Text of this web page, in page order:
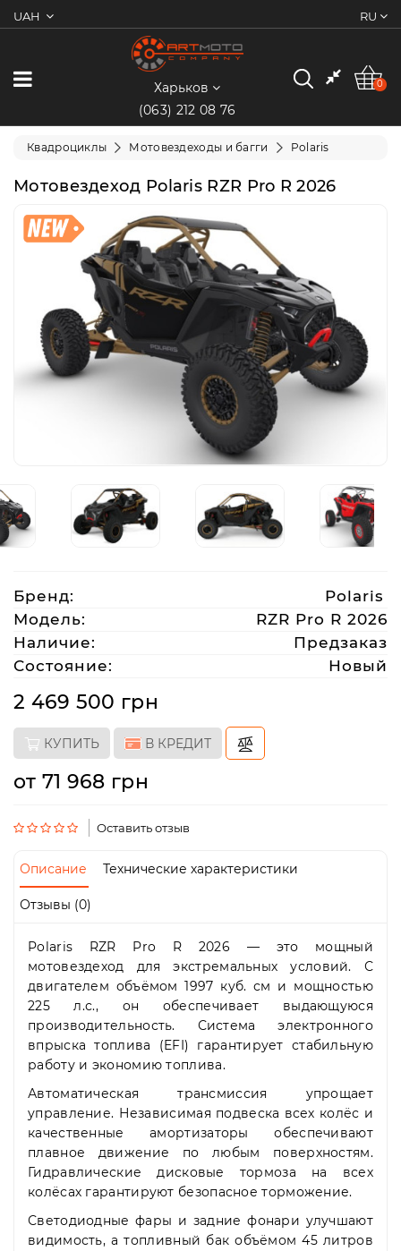
UAH RU
0
Категории
Мотоциклы
Скутеры/
Мопеды
Электротранспорт
Экипировка
Запчасти
(063)
212
08
76
artmoto.info@gmail.com
Режим
работы:
Пт
-
19:00
Сб
10:00
19:00
Вс
-
выходной
Харьков
(063) 212 08 76
0
Квадроциклы Мотовездеходы и багги Polaris
Мотовездеход Polaris RZR Pro R 2026
Бренд:
Polaris
Модель:
RZR Pro R 2026
Наличие:
Предзаказ
Состояние:
Новый
2 469 500 грн
КУПИТЬ В КРЕДИТ
от 71 968 грн
Оставить отзыв
Описание Технические характеристики
Отзывы (0)
Polaris RZR Pro R 2026 — это мощный
мотовездеход для экстремальных условий. С
двигателем объёмом 1997 куб. см и мощностью
225 л.с., он обеспечивает выдающуюся
производительность. Система электронного
впрыска топлива (EFI) гарантирует стабильную
работу и экономию топлива.
Автоматическая трансмиссия упрощает
управление. Независимая подвеска всех колёс и
качественные амортизаторы обеспечивают
плавное движение по любым поверхностям.
Гидравлические дисковые тормоза на всех
колёсах гарантируют безопасное торможение.
Светодиодные фары и задние фонари улучшают
видимость, а топливный бак объёмом 45 литров